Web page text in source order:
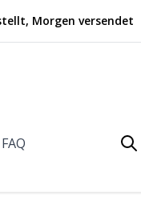
Morgen versendet
FAQ